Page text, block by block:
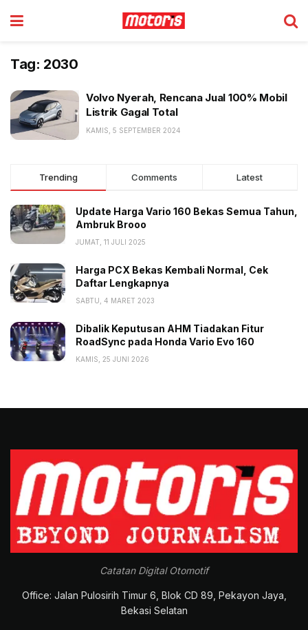
Tag: 2030
Volvo Nyerah, Rencana Jual 100% Mobil
Listrik Gagal Total
KAMIS, 5 SEPTEMBER 2024
Trending Comments Latest
Update Harga Vario 160 Bekas Semua Tahun,
Ambruk Brooo
JUMAT, 11 JULI 2025
Harga PCX Bekas Kembali Normal, Cek
Daftar Lengkapnya
SABTU, 4 MARET 2023
Dibalik Keputusan AHM Tiadakan Fitur
RoadSync pada Honda Vario Evo 160
KAMIS, 25 JUNI 2026
Catatan Digital Otomotif
Office: Jalan Pulosirih Timur 6, Blok CD 89, Pekayon Jaya,
Bekasi Selatan